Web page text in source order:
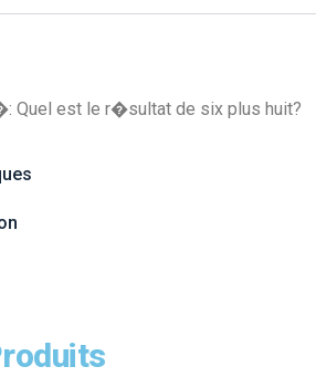
Quel est le r�sultat de six plus huit?